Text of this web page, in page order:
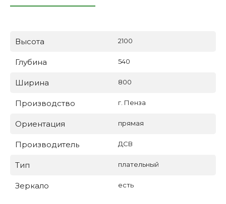
Высота 2100
Глубина 540
Ширина 800
Производство г. Пенза
Ориентация прямая
Производитель ДСВ
Тип плательный
Зеркало есть